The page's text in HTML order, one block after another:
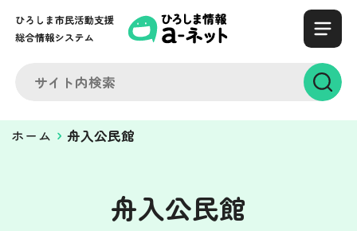
ホーム 舟入公民館
舟入公民館